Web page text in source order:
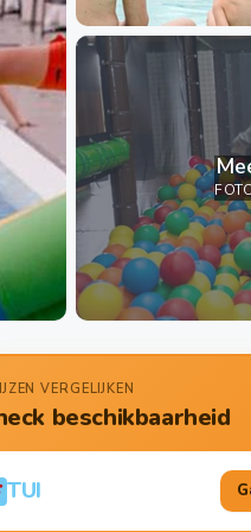
VERGELIJKEN
beschikbaarheid
TUI